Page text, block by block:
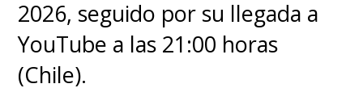
2026, seguido por su llegada a
YouTube a las 21:00 horas
(Chile).